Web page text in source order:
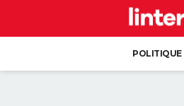
POLITIQUE